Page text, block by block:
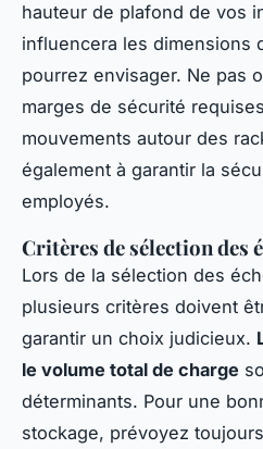
hauteur de plafond de vos
influencera les dimensions
pourrez envisager. Ne pas
marges de sécurité
mouvements autour des
également à garantir la
employés.
Critères de sélection des
Lors de la sélection des
plusieurs critères doivent
garantir un choix judicieux.
le volume total de charge
déterminants. Pour une
stockage, prévoyez